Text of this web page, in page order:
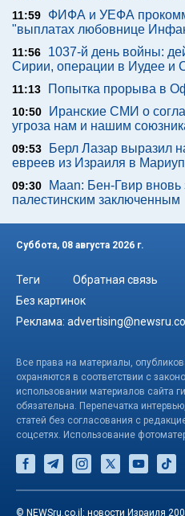
11:59
ФИФА и УЕФА
"выплатах любовнице
11:56
1037-й день войны:
Сирии, операции в Иудее и
11:13 Попытка прорыва в
10:50
Иранские СМИ о
угроза нам и нашим
09:53
Берл Лазар выразил
евреев из Израиля в
09:30
Maan: Бен-Гвир вновь
палестинским заключенным
Суббота, 08 августа 2026 г.
Теги Обратная связь
Без картинок
Реклама:
Все права на материалы,
охраняются в соответствии с
использовании материалов сайта
обязательна. Перепечатка
статей без согласования с
соцсетях. Использование
© NEWSru.co.il: новости Израиля